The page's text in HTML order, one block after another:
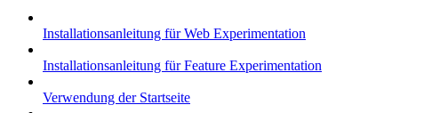
Installationsanleitung für Web Experimentation
Installationsanleitung für Feature Experimentation
Verwendung der Startseite